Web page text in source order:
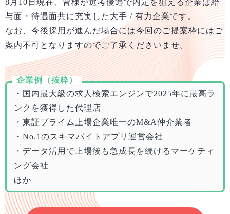
8月10日 現在、皆様が選考優遇で内定を狙える企業は給
与面・待遇面共に充実した大手 / 有力企業です。
なお、今後採用が進んだ場合には今回のご提案枠にはご
案内不可となりますのでご了承くださいませ。
企業例（抜粋）
・国内最大級の求人検索エンジンで2025年に最高ラ
ンクを獲得した代理店
・東証プライム上場企業唯一のM&A仲介業者
・No.1のスキマバイトアプリ運営会社
・データ活用で上場後も急成長を続けるマーケティ
ング会社
ほか